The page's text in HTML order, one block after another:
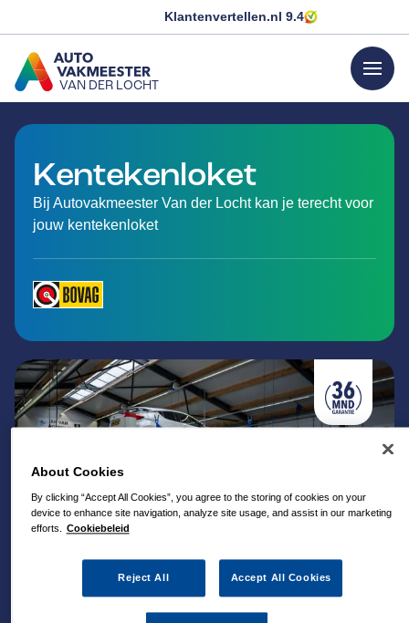
Klantenvertellen.nl 9.4
VAN DER LOCHT
GA NAAR DE HOMEPAGINA
menu
Kentekenloket
Bij Autovakmeester Van der Locht kan je terecht voor
jouw kentekenloket
About Cookies
By clicking “Accept All Cookies”, you agree to the storing of cookies on your
device to enhance site navigation, analyze site usage, and assist in our marketing
efforts.
Cookiebeleid
Reject All Accept All Cookies